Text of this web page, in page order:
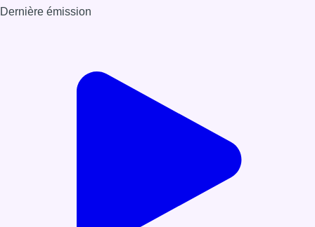
Dernière émission